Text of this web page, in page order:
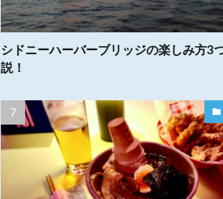
シドニーハーバーブリッジの楽しみ方3
説！